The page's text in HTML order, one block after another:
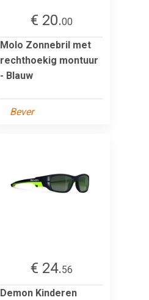
€ 20.00
Molo Zonnebril met
rechthoekig montuur
- Blauw
Bever
€ 24.56
Demon Kinderen